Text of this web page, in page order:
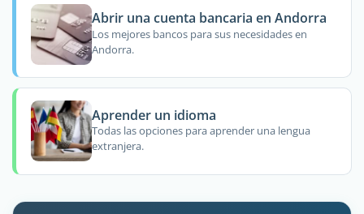
Abrir una cuenta bancaria en Andorra
Los mejores bancos para sus necesidades en
Andorra.
Aprender un idioma
Todas las opciones para aprender una lengua
extranjera.